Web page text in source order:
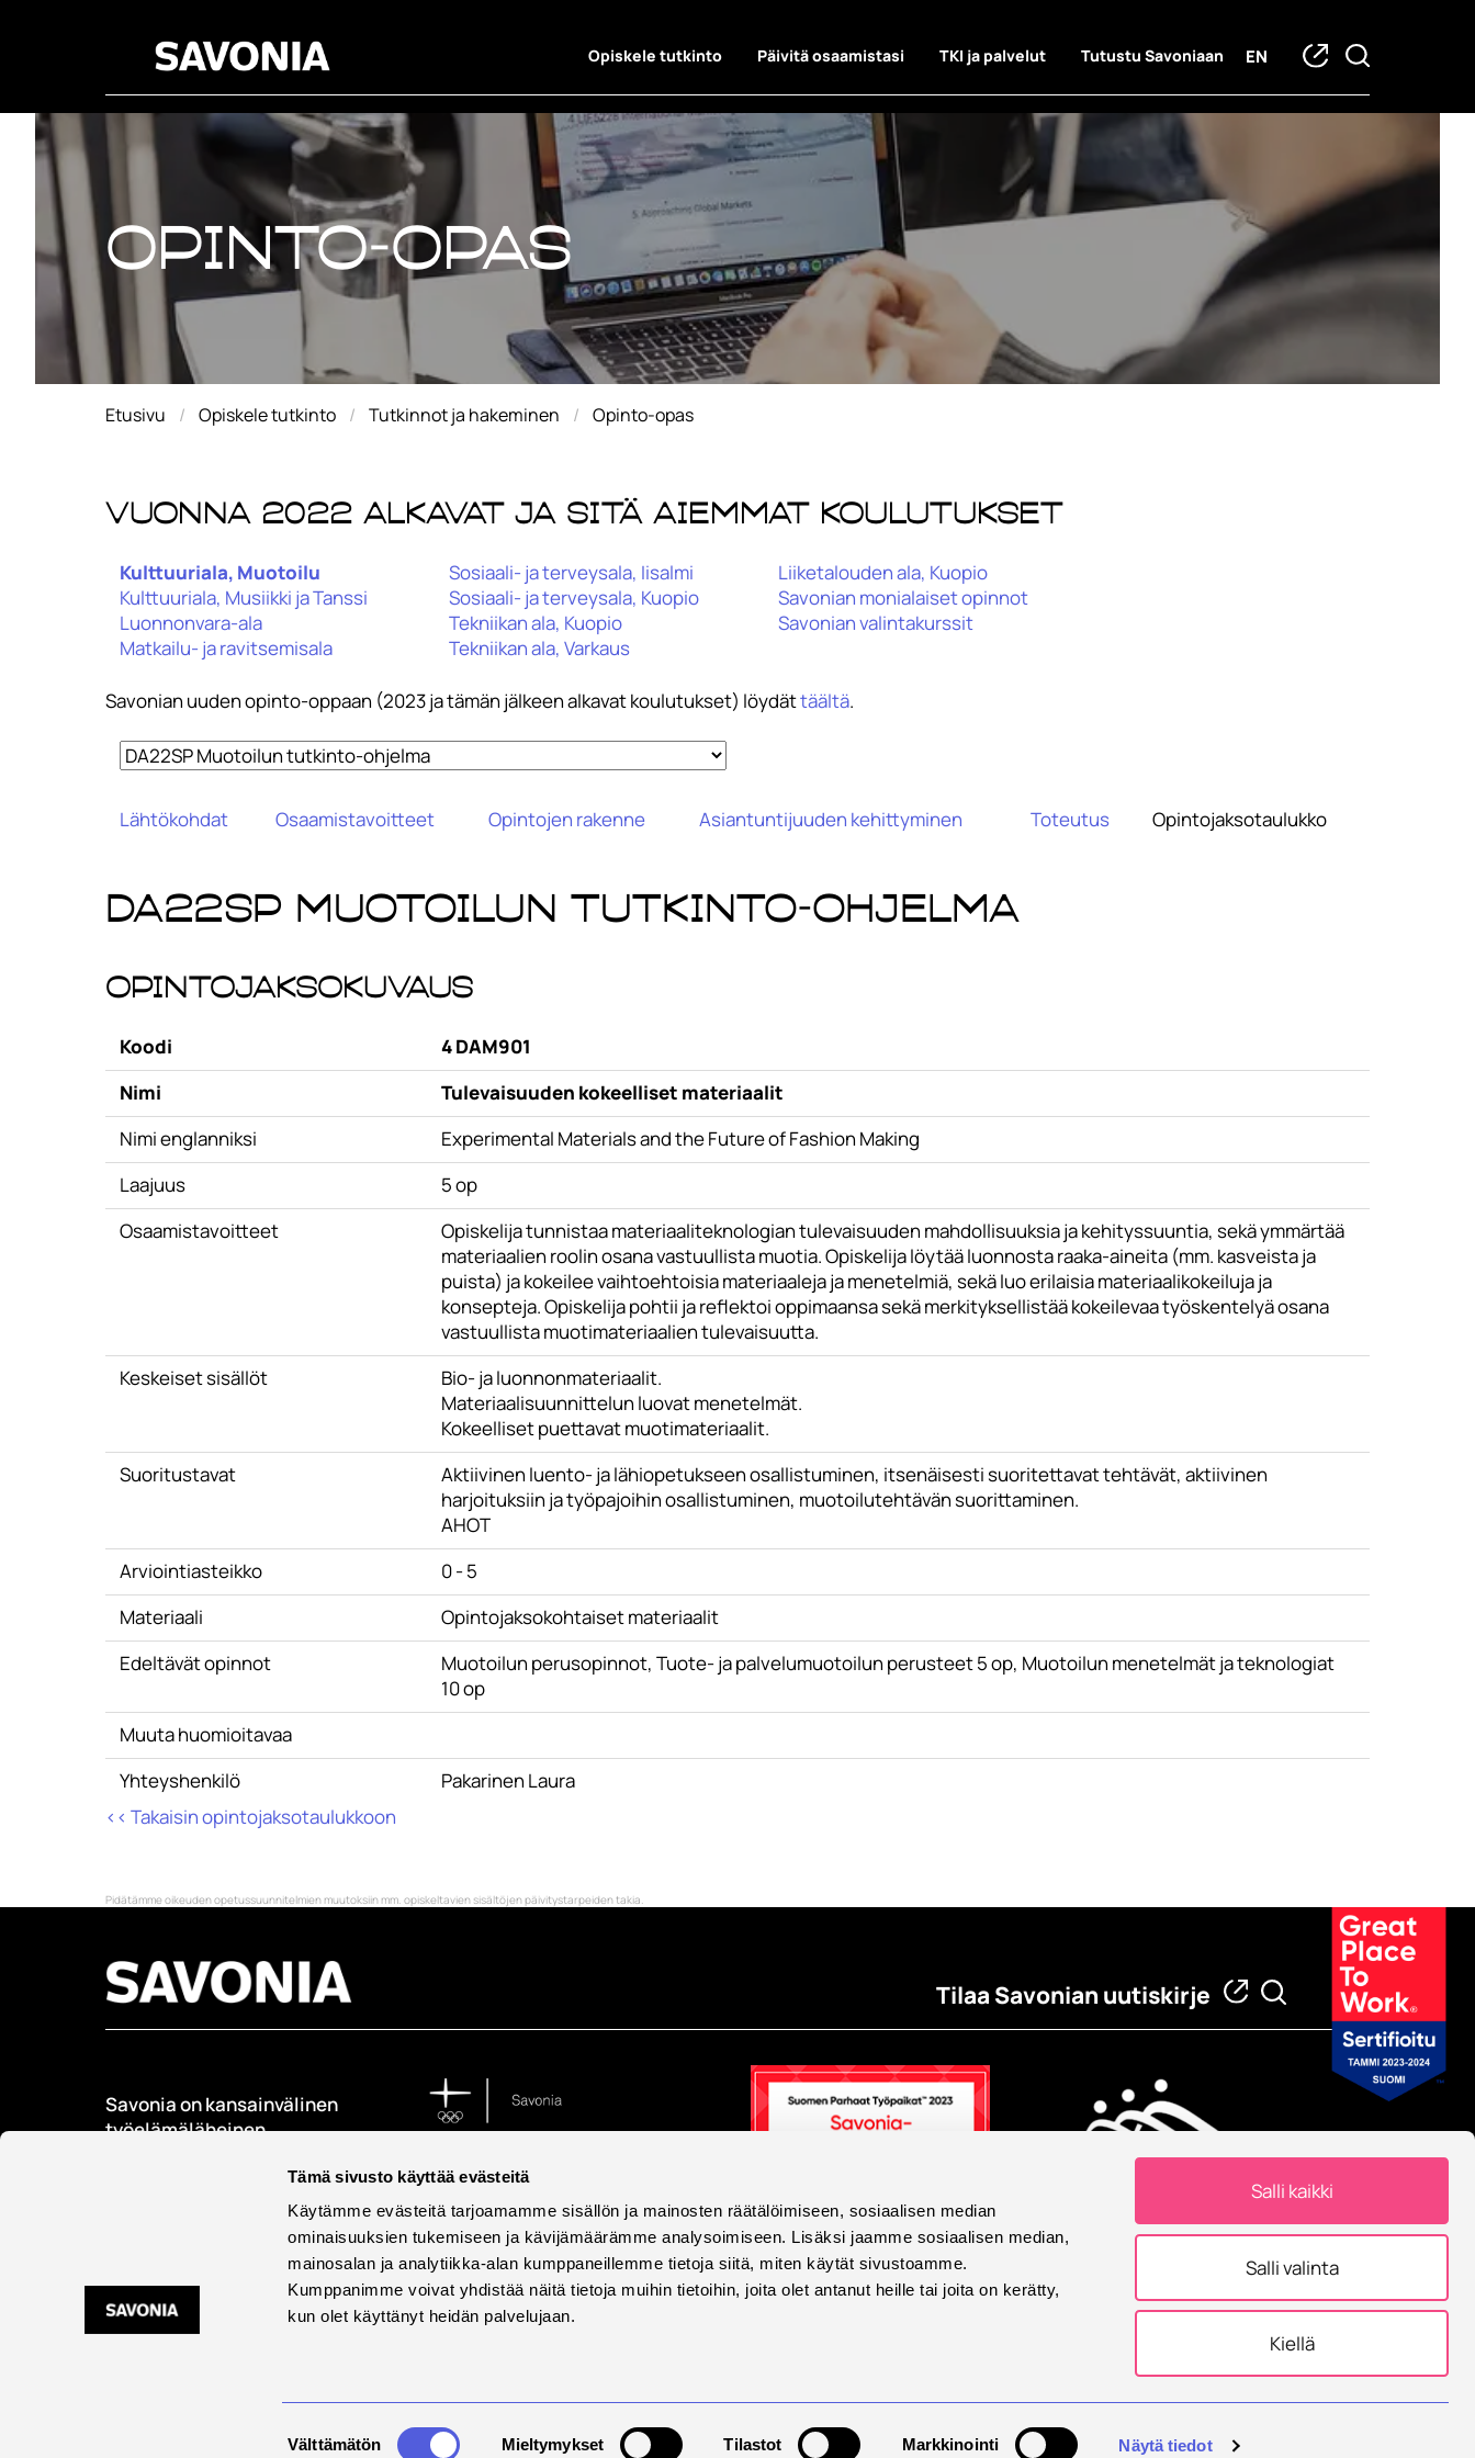
Tämä sivusto käyttää evästeitä
Käytämme evästeitä tarjoamamme sisällön ja mainosten räätälöimiseen, sosiaalisen median
ominaisuuksien tukemiseen ja kävijämäärämme analysoimiseen. Lisäksi jaamme sosiaalisen median,
mainosalan ja analytiikka-alan kumppaneillemme tietoja siitä, miten käytät sivustoamme.
Kumppanimme voivat yhdistää näitä tietoja muihin tietoihin, joita olet antanut heille tai joita on kerätty,
kun olet käyttänyt heidän palvelujaan.
Välttämätön Mieltymykset Tilastot Markkinointi Näytä tiedot
Salli kaikki
Salli valinta
Kiellä
Opiskele tutkinto Päivitä osaamistasi TKI ja palvelut Tutustu Savoniaan EN
Opinto-opas
Opinto-opas
Etusivu Opiskele tutkinto Tutkinnot ja hakeminen Opinto-opas
Vuonna 2022 alkavat ja sitä aiemmat koulutukset
Kulttuuriala, Muotoilu
Kulttuuriala, Musiikki ja Tanssi
Luonnonvara-ala
Matkailu- ja ravitsemisala
Sosiaali- ja terveysala, Iisalmi
Sosiaali- ja terveysala, Kuopio
Tekniikan ala, Kuopio
Tekniikan ala, Varkaus
Liiketalouden ala, Kuopio
Savonian monialaiset opinnot
Savonian valintakurssit
Savonian uuden opinto-oppaan (2023 ja tämän jälkeen alkavat koulutukset) löydättäältä.
Lähtökohdat Osaamistavoitteet Opintojen rakenne Asiantuntijuuden kehittyminen Toteutus Opintojaksotaulukko
DA22SP Muotoilun tutkinto-ohjelma
Opintojaksokuvaus
Koodi
4 DAM901
Nimi
Tulevaisuuden kokeelliset materiaalit
Nimi englanniksi
Experimental Materials and the Future of Fashion Making
Laajuus
5 op
Osaamistavoitteet
Opiskelija tunnistaa materiaaliteknologian tulevaisuuden mahdollisuuksia ja kehityssuuntia, sekä ymmärtää
materiaalien roolin osana vastuullista muotia. Opiskelija löytää luonnosta raaka-aineita (mm. kasveista ja
puista) ja kokeilee vaihtoehtoisia materiaaleja ja menetelmiä, sekä luo erilaisia materiaalikokeiluja ja
konsepteja. Opiskelija pohtii ja reflektoi oppimaansa sekä merkityksellistää kokeilevaa työskentelyä osana
vastuullista muotimateriaalien tulevaisuutta.
Keskeiset sisällöt
Bio- ja luonnonmateriaalit.
Materiaalisuunnittelun luovat menetelmät.
Kokeelliset puettavat muotimateriaalit.
Suoritustavat
Aktiivinen luento- ja lähiopetukseen osallistuminen, itsenäisesti suoritettavat tehtävät, aktiivinen
harjoituksiin ja työpajoihin osallistuminen, muotoilutehtävän suorittaminen.
AHOT
Arviointiasteikko
0 - 5
Materiaali
Opintojaksokohtaiset materiaalit
Edeltävät opinnot
Muotoilun perusopinnot, Tuote- ja palvelumuotoilun perusteet 5 op, Muotoilun menetelmät ja teknologiat
10 op
Muuta huomioitavaa
Yhteyshenkilö
Pakarinen Laura
<< Takaisin opintojaksotaulukkoon
Pidätämme oikeuden opetussuunnitelmien muutoksiin mm. opiskeltavien sisältöjen päivitystarpeiden takia.
Tilaa Savonian uutiskirje
Savonia on kansainvälinen
työelämäläheinen
kouluttaa, tutkii, kehittää
Eurooppalainen yliopisto
Eurooppalainen yliopisto -
allianssissa.